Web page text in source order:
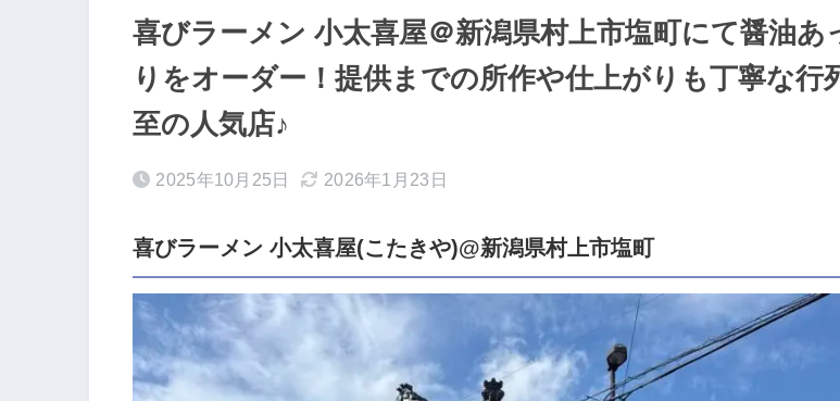
喜びラーメン 小太喜屋＠新潟県村上市塩町にて醤油あ
りをオーダー！提供までの所作や仕上がりも丁寧な行
至の人気店♪
2025年10月25日 2026年1月23日
喜びラーメン 小太喜屋(こたきや)@新潟県村上市塩町